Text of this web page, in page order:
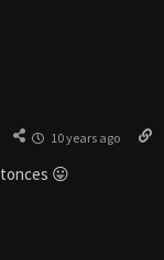
10 years ago
😛